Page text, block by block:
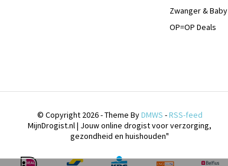
Zwanger & Baby
OP=OP Deals
© Copyright 2026 - Theme ByDMWS -RSS-feed
MijnDrogist.nl | Jouw online drogist voor verzorging,
gezondheid en huishouden"